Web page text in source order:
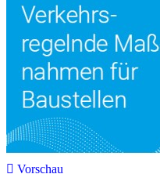
 Vorschau